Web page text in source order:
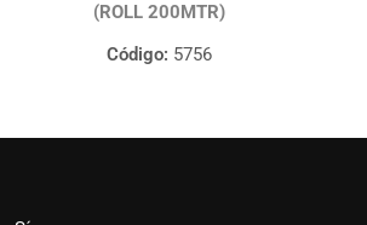
(ROLL 200MTR)
Código: 5756